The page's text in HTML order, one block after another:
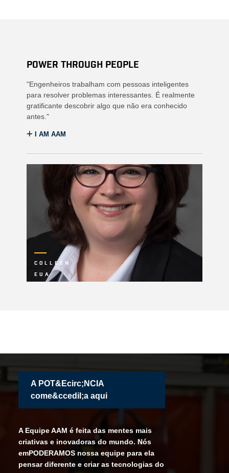
POWER THROUGH PEOPLE
"Engenheiros trabalham com pessoas inteligentes
para resolver problemas interessantes. É realmente
gratificante descobrir algo que não era conhecido
antes."
I AM AAM
Colleen
EUA
A POT&Ecirc;NCIA
come&ccedil;a aqui
A Equipe AAM é feita das mentes mais
criativas e inovadoras do mundo. Nós
emPODERAMOS nossa equipe para ela
pensar diferente e criar as tecnologias do